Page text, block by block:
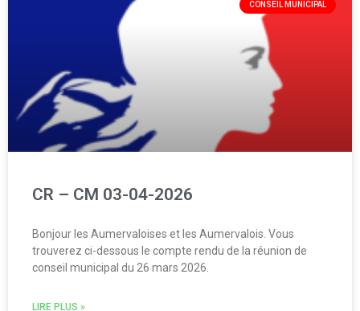
CONSEIL MUNICIPAL
CR – CM 03-04-2026
Bonjour les Aumervaloises et les Aumervalois. Vous
trouverez ci-dessous le compte rendu de la réunion de
conseil municipal du 26 mars 2026.
LIRE PLUS »